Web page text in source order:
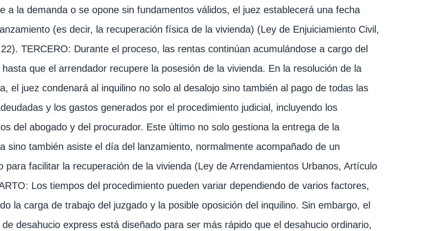
a la demanda o se opone sin fundamentos válidos, el juez establecerá una fecha
(es decir, la recuperación física de la vivienda) (Ley de Enjuiciamiento Civil,
TERCERO: Durante el proceso, las rentas continúan acumulándose a cargo del
hasta que el arrendador recupere la posesión de la vivienda. En la resolución de la
el juez condenará al inquilino no solo al desalojo sino también al pago de todas las
y los gastos generados por el procedimiento judicial, incluyendo los
del abogado y del procurador. Este último no solo gestiona la entrega de la
sino también asiste el día del lanzamiento, normalmente acompañado de un
para facilitar la recuperación de la vivienda (Ley de Arrendamientos Urbanos, Artículo
Los tiempos del procedimiento pueden variar dependiendo de varios factores,
la carga de trabajo del juzgado y la posible oposición del inquilino. Sin embargo, el
de desahucio express está diseñado para ser más rápido que el desahucio ordinario,